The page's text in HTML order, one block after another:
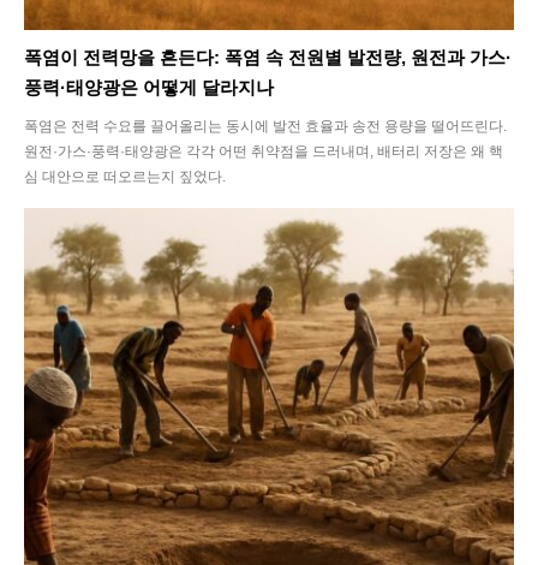
폭염이 전력망을 흔든다: 폭염 속 전원별 발전량, 원전과 가스·
풍력·태양광은 어떻게 달라지나
폭염은 전력 수요를 끌어올리는 동시에 발전 효율과 송전 용량을 떨어뜨린다.
원전·가스·풍력·태양광은 각각 어떤 취약점을 드러내며, 배터리 저장은 왜 핵
심 대안으로 떠오르는지 짚었다.